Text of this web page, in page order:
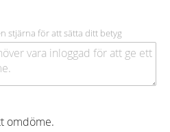
stjärna för att sätta ditt betyg
omdöme.